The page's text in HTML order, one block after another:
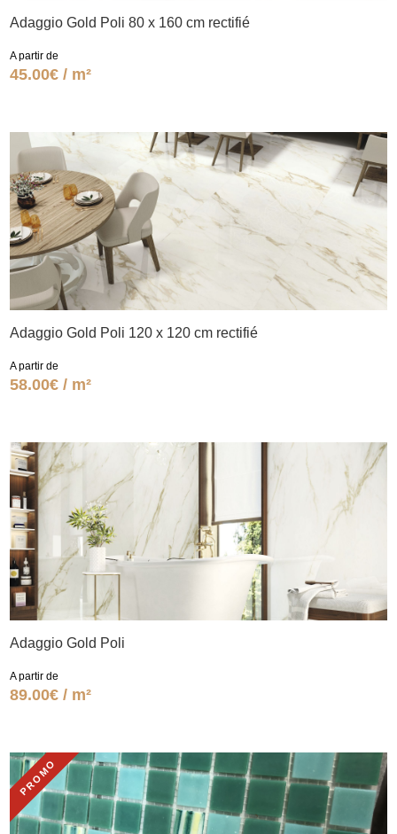
Adaggio Gold Poli 80 x 160 cm rectifié
A partir de
45.00€ / m²
Adaggio Gold Poli 120 x 120 cm rectifié
A partir de
58.00€ / m²
Adaggio Gold Poli
A partir de
89.00€ / m²
PROMO